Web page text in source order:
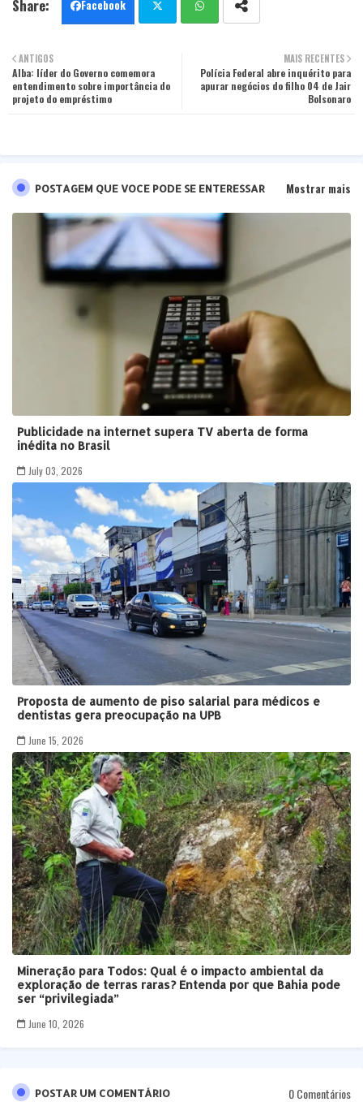
Facebook
ter tsa
MAIS RECENTES
Polícia Federal abre inquérito para
apurar negócios do filho 04 de Jair
Bolsonaro
ANTIGOS
Alba: líder do Governo comemora
entendimento sobre importância do
projeto do empréstimo
POSTAGEM QUE VOCE PODE SE ENTERESSAR Mostrar mais
Publicidade na internet supera TV aberta de forma
inédita no Brasil
July 03, 2026
Proposta de aumento de piso salarial para médicos e
dentistas gera preocupação na UPB
June 15, 2026
Mineração para Todos: Qual é o impacto ambiental da
exploração de terras raras? Entenda por que Bahia pode
ser “privilegiada”
June 10, 2026
POSTAR UM COMENTÁRIO 0 Comentários